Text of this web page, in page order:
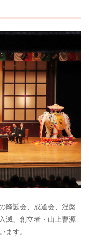
降誕会、成道会、涅槃
滅、創立者・山上曹源
ます。